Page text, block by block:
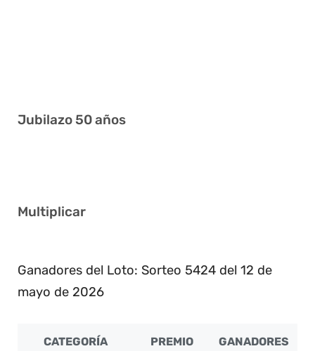
Jubilazo 50 años
Multiplicar
Ganadores del Loto: Sorteo 5424 del 12 de
mayo de 2026
CATEGORÍA PREMIO GANADORES